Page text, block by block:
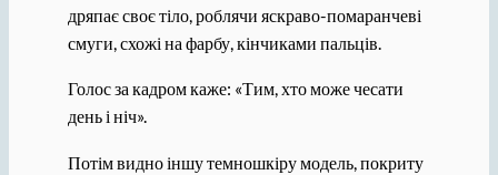
дряпає своє тіло, роблячи яскраво-помаранчеві
смуги, схожі на фарбу, кінчиками пальців.
Голос за кадром каже: «Тим, хто може чесати
день і ніч».
Потім видно іншу темношкіру модель, покриту